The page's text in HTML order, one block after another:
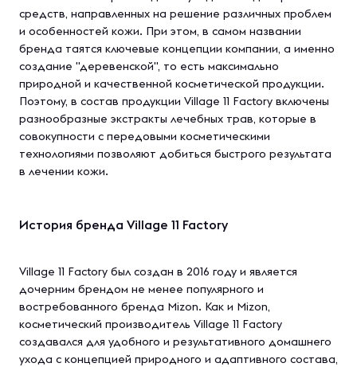
средств, направленных на решение различных проблем
и особенностей кожи. При этом, в самом названии
бренда таятся ключевые концепции компании, а именно
создание "деревенской", то есть максимально
природной и качественной косметической продукции.
Поэтому, в состав продукции Village 11 Factory включены
разнообразные экстракты лечебных трав, которые в
совокупности с передовыми косметическими
технологиями позволяют добиться быстрого результата
в лечении кожи.
История бренда Village 11 Factory
Village 11 Factory был создан в 2016 году и является
дочерним брендом не менее популярного и
востребованного бренда Mizon. Как и Mizon,
косметический производитель Village 11 Factory
создавался для удобного и результативного домашнего
ухода с концепцией природного и адаптивного состава,